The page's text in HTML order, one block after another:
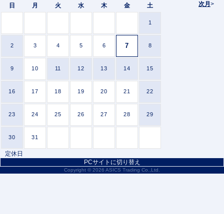
次月 >
日 月 火 水 木 金 土
1
2 3 4 5 6 7 8
9 10 11 12 13 14 15
16 17 18 19 20 21 22
23 24 25 26 27 28 29
30 31
定休日
PCサイトに切り替え
Copyright © 2026 ASICS Trading Co.,Ltd.